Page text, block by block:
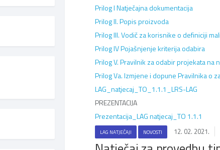
Prilog I Natječajna dokumentacija
Prilog II. Popis proizvoda
Prilog III. Vodič za korisnike o definiciji
Prilog IV Pojašnjenje kriterija odabira
Prilog V. Pravilnik za odabir projekata na
Prilog Va. Izmjene i dopune Pravilnika o
LAG_natjecaj_TO_1.1.1_LRS-LAG
PREZENTACIJA
Prezentacija_LAG natjecaj_TO 1.1.1
LAG NATJEČAJI NOVOSTI 12. 02. 2021.